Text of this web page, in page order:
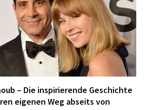
– Die inspirierende Geschichte
eigenen Weg abseits von